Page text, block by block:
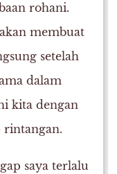
rohani.
membuat
setelah
dalam
kita dengan
rintangan.
saya terlalu